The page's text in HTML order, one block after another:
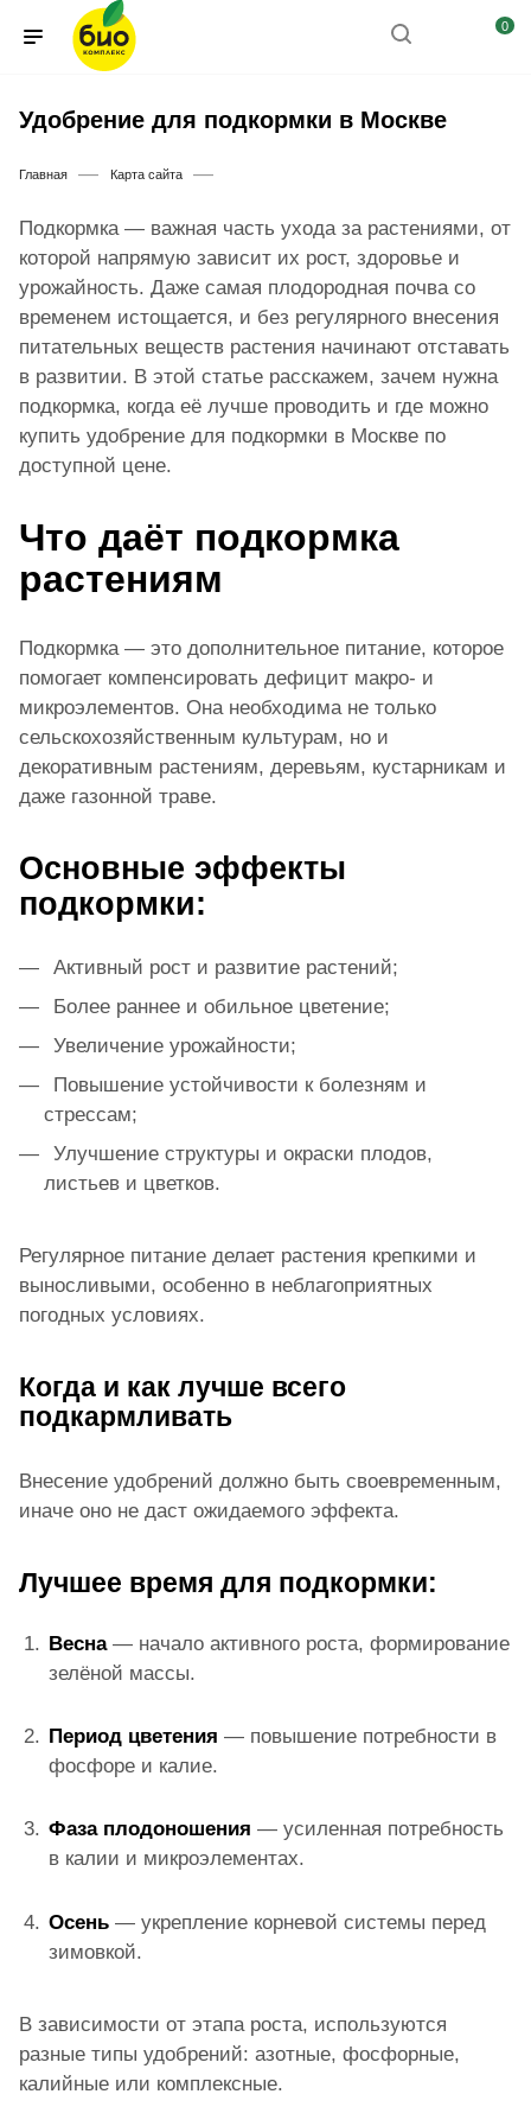
0
Удобрение для подкормки в Москве
Главная — Карта сайта —
Подкормка — важная часть ухода за растениями, от
которой напрямую зависит их рост, здоровье и
урожайность. Даже самая плодородная почва со
временем истощается, и без регулярного внесения
питательных веществ растения начинают отставать
в развитии. В этой статье расскажем, зачем нужна
подкормка, когда её лучше проводить и где можно
купить удобрение для подкормки в Москве по
доступной цене.
Что даёт подкормка
растениям
Подкормка — это дополнительное питание, которое
помогает компенсировать дефицит макро- и
микроэлементов. Она необходима не только
сельскохозяйственным культурам, но и
декоративным растениям, деревьям, кустарникам и
даже газонной траве.
Основные эффекты
подкормки:
Активный рост и развитие растений;
Более раннее и обильное цветение;
Увеличение урожайности;
Повышение устойчивости к болезням и
стрессам;
Улучшение структуры и окраски плодов,
листьев и цветков.
Регулярное питание делает растения крепкими и
выносливыми, особенно в неблагоприятных
погодных условиях.
Когда и как лучше всего
подкармливать
Внесение удобрений должно быть своевременным,
иначе оно не даст ожидаемого эффекта.
Лучшее время для подкормки:
Весна— начало активного роста, формирование
зелёной массы.
Период цветения — повышение потребности в
фосфоре и калиe.
Фаза плодоношения — усиленная потребность
в калии и микроэлементах.
Осень — укрепление корневой системы перед
зимовкой.
В зависимости от этапа роста, используются
разные типы удобрений: азотные, фосфорные,
калийные или комплексные.